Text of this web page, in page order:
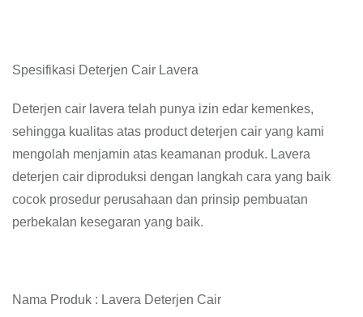
Spesifikasi Deterjen Cair Lavera
Deterjen cair lavera telah punya izin edar kemenkes,
sehingga kualitas atas product deterjen cair yang kami
mengolah menjamin atas keamanan produk. Lavera
deterjen cair diproduksi dengan langkah cara yang baik
cocok prosedur perusahaan dan prinsip pembuatan
perbekalan kesegaran yang baik.
Nama Produk : Lavera Deterjen Cair